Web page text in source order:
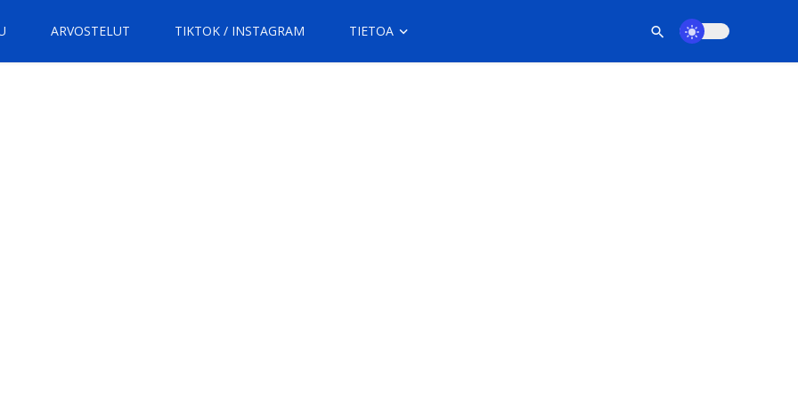
ARVOSTELUT TIKTOK / INSTAGRAM TIETOA